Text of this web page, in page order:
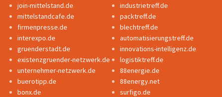
join-mittelstand.de
mittelstandcafe.de
firmenpresse.de
interexpo.de
gruenderstadt.de
existenzgruender-netzwerk.de
unternehmer-netzwerk.de
buerotipp.de
bonx.de
industrietreff.de
packtreff.de
blechtreff.de
automatisierungstreff.de
innovations-intelligenz.de
logistiktreff.de
88energie.de
88energy.net
surfigo.de